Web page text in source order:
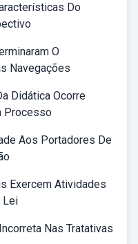
Do
O
Navegações
Didática Ocorre
Processo
Aos Portadores De
Exercem Atividades
Lei
Nas Tratativas